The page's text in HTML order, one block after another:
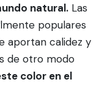
natural. Las
populares
aportan calidez y
de otro modo
color en el